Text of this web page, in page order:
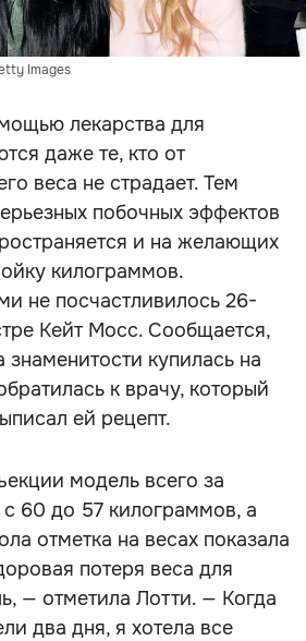
Images
лекарства для
даже те, кто от
веса не страдает. Тем
побочных эффектов
и на желающих
килограммов.
не посчастливилось 26-
Кейт Мосс. Сообщается,
знаменитости купилась на
к врачу, который
ей рецепт.
модель всего за
60 до 57 килограммов, а
отметка на весах показала
потеря веса для
— отметила Лотти. — Когда
два дня, я хотела все